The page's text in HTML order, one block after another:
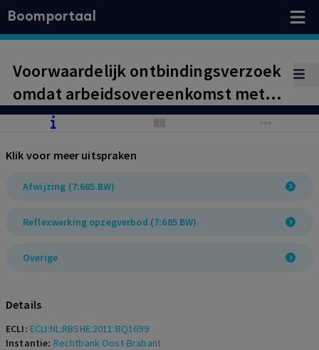
Boomportaal
Voorwaardelijk ontbindingsverzoek
omdat arbeidsovereenkomst met
arbeidsongeschikte werknemer
Bouwnijverheid, afgewezen wegens
ontbreken bedrijfseconomische
Klik voor meer uitspraken
Afwijzing (7:685 BW)
Reflexwerking opzegverbod (7:685 BW)
Overige
Details
ECLI: ECLI:NL:RBSHE:2011:BQ1699
Instantie: Rechtbank Oost-Brabant